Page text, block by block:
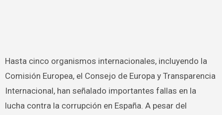
Hasta cinco organismos internacionales, incluyendo la
Comisión Europea, el Consejo de Europa y Transparencia
Internacional, han señalado importantes fallas en la
lucha contra la corrupción en España. A pesar del